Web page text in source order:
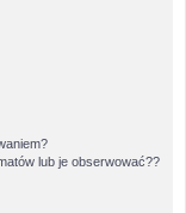
lub je obserwować??